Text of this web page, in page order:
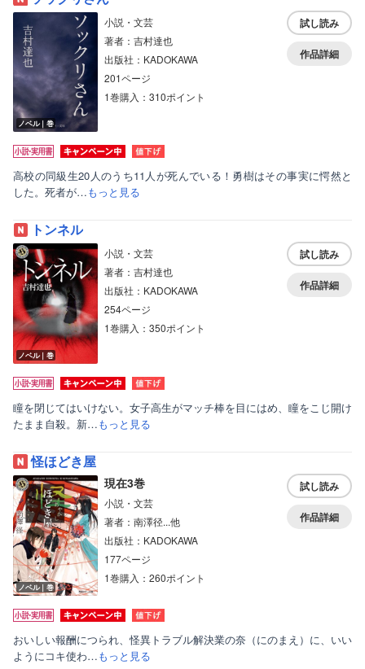
ノベル｜巻
小説・文芸
著者：吉村達也
出版社：KADOKAWA
201ページ
1巻購入：310ポイント
試し読み
作品詳細
高校の同級生20人のうち11人が死んでいる！勇樹はその事実に愕然と
した。死者が…もっと見る
トンネル
ノベル｜巻
小説・文芸
著者：吉村達也
出版社：KADOKAWA
254ページ
1巻購入：350ポイント
試し読み
作品詳細
瞳を閉じてはいけない。女子高生がマッチ棒を目にはめ、瞳をこじ開け
たまま自殺。新…もっと見る
怪ほどき屋
ノベル｜巻
現在3巻
小説・文芸
著者：南澤径...他
出版社：KADOKAWA
177ページ
1巻購入：260ポイント
試し読み
作品詳細
おいしい報酬につられ、怪異トラブル解決業の奈（にのまえ）に、いい
ようにコキ使わ…もっと見る